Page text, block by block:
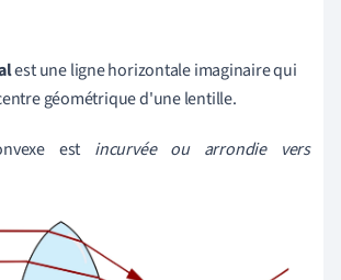
est une ligne horizontale imaginaire qui
géométrique d'une lentille.
est incurvée ou
arrondie vers